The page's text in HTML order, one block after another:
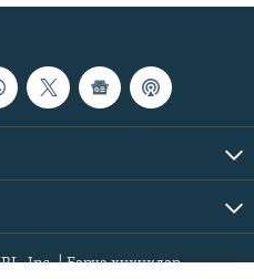
Inc. | Барча ҳуқуқлар